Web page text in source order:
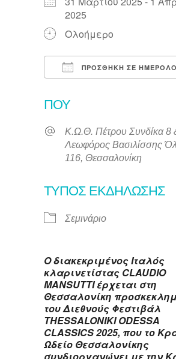
2025
Ολοήμερο
ΠΡΟΣΘΉΚΗ ΣΕ
ΠΟΎ
Κ.Ω.Θ. Πέτρου Συνδίκα 8
Λεωφόρος Βασιλίσσης
116, Θεσσαλονίκη
ΤΎΠΟΣ ΕΚΔΉΛΩΣΗΣ
Σεμινάριο
Ο διακεκριμένος Ιταλός
κλαρινετίστας CLAUDIO
MANSUTTI έρχεται στη
Θεσσαλονίκη
του Διεθνούς Φεστιβάλ
THESSALONIKI ODESSA
CLASSICS 2025, που το
Ωδείο Θεσσαλονίκης
συνδιοργανώνει με την